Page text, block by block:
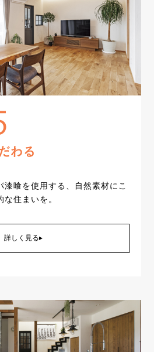
漆喰を使用する、自然素材にこ
住まいを。
詳しく見る▸